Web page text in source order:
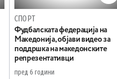
СПОРТ
Фудбалската федерација на
Македонија, објави видео за
поддршка на македонските
репрезентативци
пред 6 години